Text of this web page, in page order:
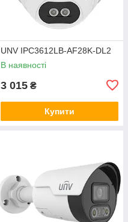
UNV IPC3612LB-AF28K-DL2
В наявності
3 015 ₴
Купити